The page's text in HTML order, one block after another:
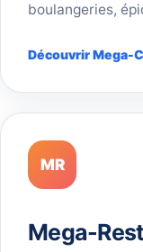
boulangeries,
Découvrir Mega-
MR
Mega-